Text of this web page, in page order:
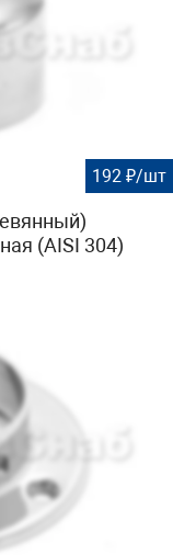
192 ₽/шт
(AISI 304)